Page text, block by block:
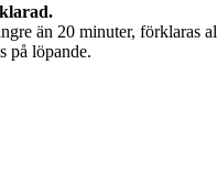
än 20 minuter, förklaras
på löpande.